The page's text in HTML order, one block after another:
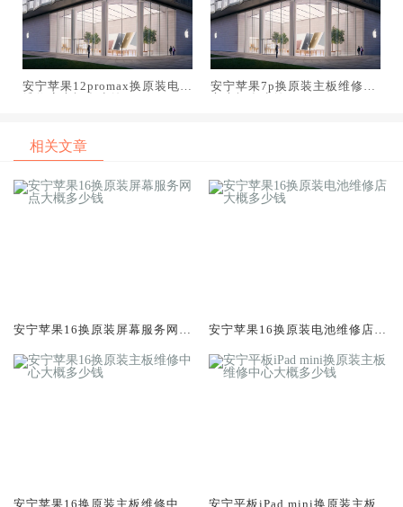
安宁苹果12promax换原装电池
安宁苹果7p换原装主板维修中
相关文章
安宁苹果16换原装屏幕服务网点
安宁苹果16换原装电池维修店大
安宁苹果16换原装主板维修中心 安宁平板iPad mini换原装主板维